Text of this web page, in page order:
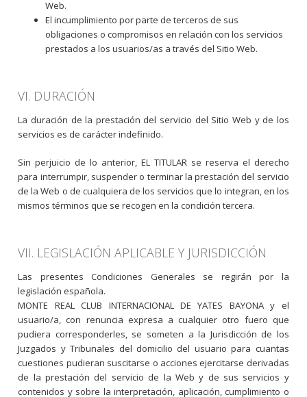
Web.
El incumplimiento por parte de terceros de sus
obligaciones o compromisos en relación con los servicios
prestados a los usuarios/as a través del Sitio Web.
VI. DURACIÓN
La duración de la prestación del servicio del Sitio Web y de los
servicios es de carácter indefinido.
Sin perjuicio de lo anterior, EL TITULAR se reserva el derecho
para interrumpir, suspender o terminar la prestación del servicio
de la Web o de cualquiera de los servicios que lo integran, en los
mismos términos que se recogen en la condición tercera.
VII. LEGISLACIÓN APLICABLE Y JURISDICCIÓN
Las presentes Condiciones Generales se regirán por la
legislación española.
MONTE REAL CLUB INTERNACIONAL DE YATES BAYONA y el
usuario/a, con renuncia expresa a cualquier otro fuero que
pudiera corresponderles, se someten a la Jurisdicción de los
Juzgados y Tribunales del domicilio del usuario para cuantas
cuestiones pudieran suscitarse o acciones ejercitarse derivadas
de la prestación del servicio de la Web y de sus servicios y
contenidos y sobre la interpretación, aplicación, cumplimiento o